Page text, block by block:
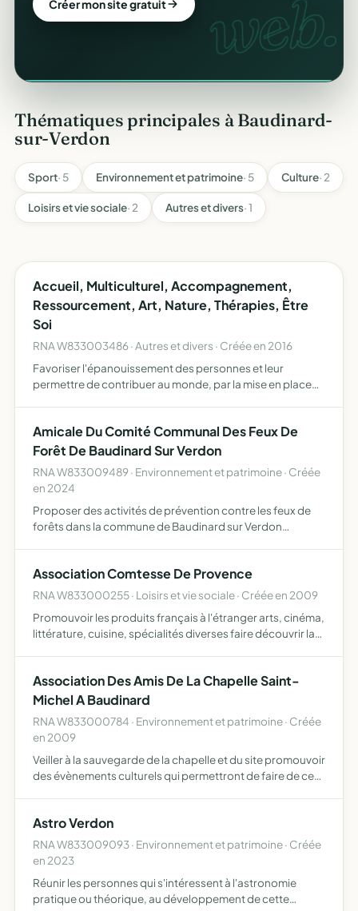
Automatiser mes reçus web.
Créer mon site gratuit
Thématiques principales à Baudinard-
sur-Verdon
Sport· 5 Environnement et patrimoine· 5 Culture· 2
Loisirs et vie sociale· 2 Autres et divers· 1
Accueil, Multiculturel, Accompagnement,
Ressourcement, Art, Nature, Thérapies, Être
Soi
RNA W833003486 · Autres et divers · Créée en 2016
Favoriser l'épanouissement des personnes et leur
permettre de contribuer au monde, par la mise en place
gérer…
Amicale Du Comité Communal Des Feux De
Forêt De Baudinard Sur Verdon
RNA W833009489 · Environnement et patrimoine · Créée
en 2024
Proposer des activités de prévention contre les feux de
forêts dans la commune de Baudinard sur Verdon
touriste…
Association Comtesse De Provence
RNA W833000255 · Loisirs et vie sociale · Créée en 2009
Promouvoir les produits français à l'étranger arts, cinéma,
littérature, cuisine, spécialités diverses faire découvrir la
Association Des Amis De La Chapelle Saint-
Michel A Baudinard
RNA W833000784 · Environnement et patrimoine · Créée
en 2009
Veiller à la sauvegarde de la chapelle et du site promouvoir
des évènements culturels qui permettront de faire de ce
Astro Verdon
RNA W833009093 · Environnement et patrimoine · Créée
en 2023
Réunir les personnes qui s'intéressent à l'astronomie
pratique ou théorique, au développement de cette